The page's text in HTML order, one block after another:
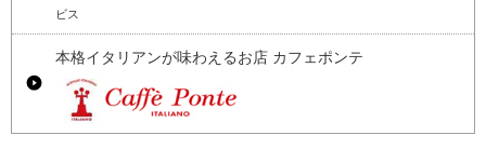
ビス
本格イタリアンが味わえるお店 カフェポンテ